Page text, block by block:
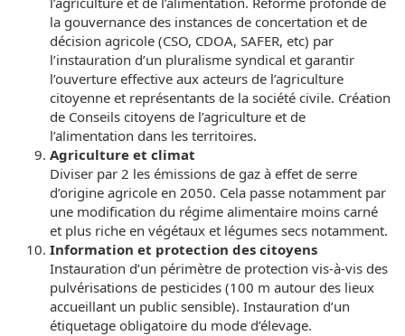
la gouvernance des instances de concertation et de
décision agricole (CSO, CDOA, SAFER, etc) par
l’instauration d’un pluralisme syndical et garantir
l’ouverture effective aux acteurs de l’agriculture
citoyenne et représentants de la société civile. Création
de Conseils citoyens de l’agriculture et de
l’alimentation dans les territoires.
Agriculture et climat
Diviser par 2 les émissions de gaz à effet de serre
d’origine agricole en 2050. Cela passe notamment par
une modification du régime alimentaire moins carné
et plus riche en végétaux et légumes secs notamment.
Information et protection des citoyens
Instauration d’un périmètre de protection vis-à-vis des
pulvérisations de pesticides (100 m autour des lieux
accueillant un public sensible). Instauration d’un
étiquetage obligatoire du mode d’élevage.